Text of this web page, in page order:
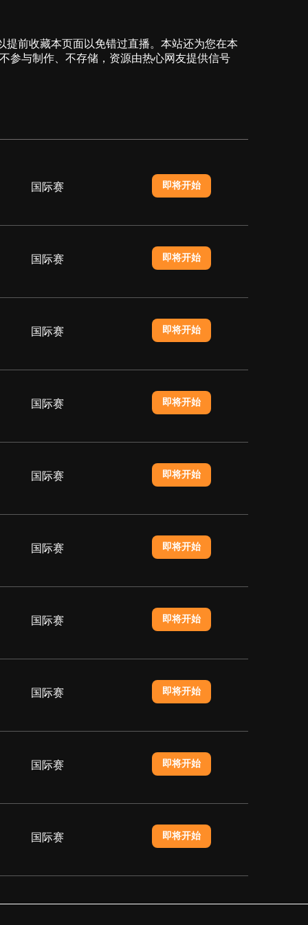
提前收藏本页面以免错过直播。本站还为您在本
参与制作、不存储，资源由热心网友提供信号
国际赛 即将开始
国际赛 即将开始
国际赛 即将开始
国际赛 即将开始
国际赛 即将开始
国际赛 即将开始
国际赛 即将开始
国际赛 即将开始
国际赛 即将开始
国际赛 即将开始